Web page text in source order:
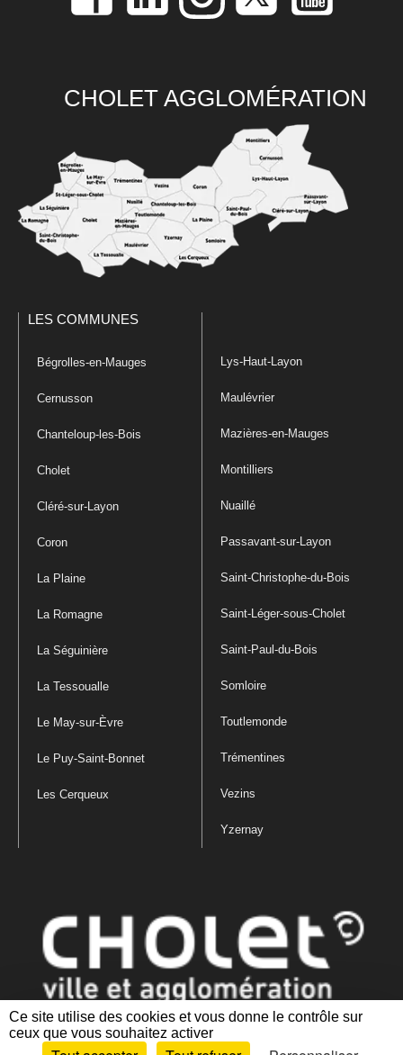
Ce site utilise des cookies et vous donne le contrôle sur
ceux que vous souhaitez activer
CHOLET AGGLOMÉRATION
LES COMMUNES
Bégrolles-en-Mauges
Cernusson
Chanteloup-les-Bois
Cholet
Cléré-sur-Layon
Coron
La Plaine
La Romagne
La Séguinière
La Tessoualle
Le May-sur-Èvre
Le Puy-Saint-Bonnet
Les Cerqueux
Lys-Haut-Layon
Maulévrier
Mazières-en-Mauges
Montilliers
Nuaillé
Passavant-sur-Layon
Saint-Christophe-du-Bois
Saint-Léger-sous-Cholet
Saint-Paul-du-Bois
Somloire
Toutlemonde
Trémentines
Vezins
Yzernay
Mentions légales|Politique de confidentialité